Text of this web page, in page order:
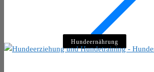
Hundeernährung